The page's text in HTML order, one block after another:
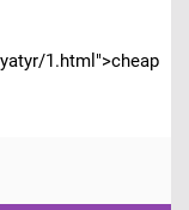
1.html">cheap